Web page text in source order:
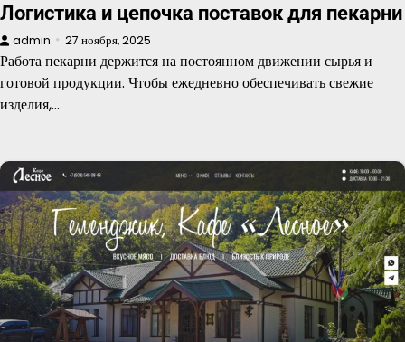
Логистика и цепочка поставок для пекарни
admin 27 ноября, 2025
Работа пекарни держится на постоянном движении сырья и
готовой продукции. Чтобы ежедневно обеспечивать свежие
изделия,…